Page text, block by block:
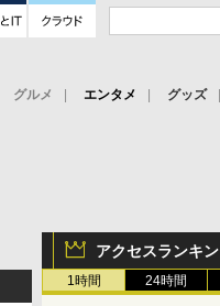
グルメ エンタメ
グッズ
アクセスランキ
1時間 24時間